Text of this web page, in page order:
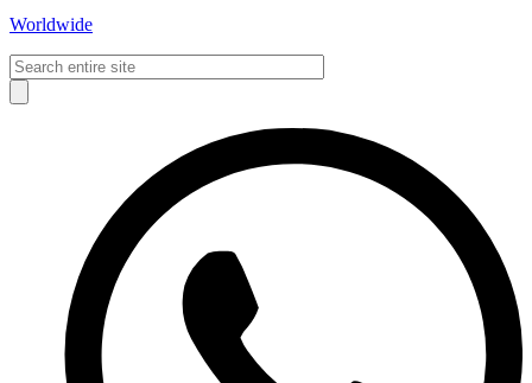
Worldwide